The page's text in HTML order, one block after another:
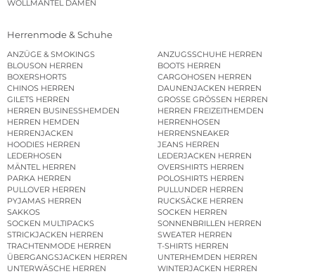
WOLLMÄNTEL DAMEN
Herrenmode & Schuhe
ANZÜGE & SMOKINGS
ANZUGSSCHUHE HERREN
BLOUSON HERREN
BOOTS HERREN
BOXERSHORTS
CARGOHOSEN HERREN
CHINOS HERREN
DAUNENJACKEN HERREN
GILETS HERREN
GROSSE GRÖSSEN HERREN
HERREN BUSINESSHEMDEN
HERREN FREIZEITHEMDEN
HERREN HEMDEN
HERRENHOSEN
HERRENJACKEN
HERRENSNEAKER
HOODIES HERREN
JEANS HERREN
LEDERHOSEN
LEDERJACKEN HERREN
MÄNTEL HERREN
OVERSHIRTS HERREN
PARKA HERREN
POLOSHIRTS HERREN
PULLOVER HERREN
PULLUNDER HERREN
PYJAMAS HERREN
RUCKSÄCKE HERREN
SAKKOS
SOCKEN HERREN
SOCKEN MULTIPACKS
SONNENBRILLEN HERREN
STRICKJACKEN HERREN
SWEATER HERREN
TRACHTENMODE HERREN
T-SHIRTS HERREN
ÜBERGANGSJACKEN HERREN
UNTERHEMDEN HERREN
UNTERWÄSCHE HERREN
WINTERJACKEN HERREN